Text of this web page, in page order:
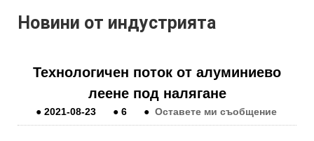
Новини от индустрията
Технологичен поток от алуминиево
леене под налягане
●2021-08-23 ●6 ● Оставете ми съобщение